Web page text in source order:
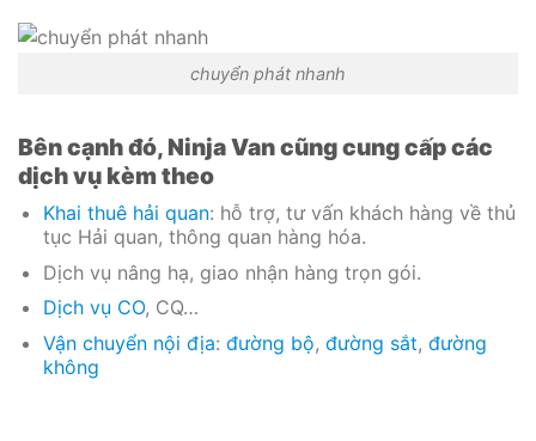
chuyển phát nhanh
Bên cạnh đó, Ninja Van cũng cung cấp các
dịch vụ kèm theo
Khai thuê hải quan: hỗ trợ, tư vấn khách hàng về thủ
tục Hải quan, thông quan hàng hóa.
Dịch vụ nâng hạ, giao nhận hàng trọn gói.
Dịch vụ CO, CQ…
Vận chuyển nội địa: đường bộ, đường sắt, đường
không